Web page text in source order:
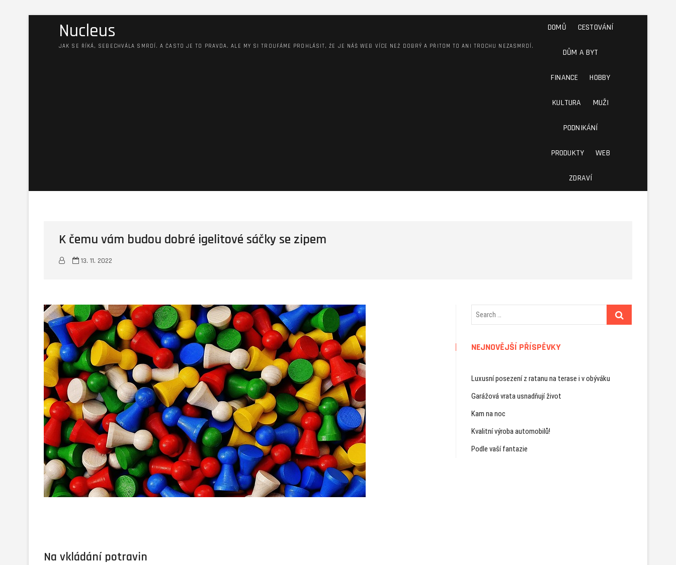
Nucleus
JAK SE ŘÍKÁ, SEBECHVÁLA SMRDÍ. A ČASTO JE TO PRAVDA. ALE MY SI TROUFÁME PROHLÁSIT, ŽE JE NÁŠ WEB VÍCE NEŽ DOBRÝ A PŘITOM TO ANI TROCHU NEZASMRDÍ.
DOMŮ CESTOVÁNÍ
DŮM A BYT
FINANCE HOBBY
KULTURA MUŽI
PODNIKÁNÍ
PRODUKTY WEB
ZDRAVÍ
K čemu vám budou dobré igelitové sáčky se zipem
13. 11. 2022
Na vkládání potravin
NEJNOVĚJŠÍ PŘÍSPĚVKY
Luxusní posezení z ratanu na terase i v obýváku
Garážová vrata usnadňují život
Kam na noc
Kvalitní výroba automobilů!
Podle vaší fantazie